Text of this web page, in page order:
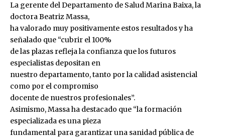
La gerente del Departamento de Salud Marina Baixa, la
doctora Beatriz Massa,
ha valorado muy positivamente estos resultados y ha
señalado que “cubrir el 100%
de las plazas refleja la confianza que los futuros
especialistas depositan en
nuestro departamento, tanto por la calidad asistencial
como por el compromiso
docente de nuestros profesionales”.
Asimismo, Massa ha destacado que “la formación
especializada es una pieza
fundamental para garantizar una sanidad pública de